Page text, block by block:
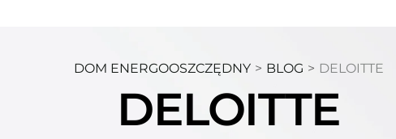
DOM ENERGOOSZCZĘDNY > BLOG > DELOITTE
DELOITTE